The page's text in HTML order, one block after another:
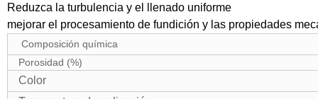
Reduzca la turbulencia y el llenado uniforme
mejorar el procesamiento de fundición y las propiedades
Composición química
Porosidad (%)
Color